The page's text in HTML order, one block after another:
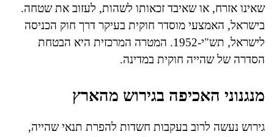
שאינו אזרח, או שאיבד זכאותו לשהות, לעזוב את שטחה.
בישראל, האמצעי מוסדר חוקית בעיקר דרך חוק הכניסה
לישראל, תש"י-1952. המטרה המרכזית היא הבטחת
הסדרה של שהייה חוקית במדינה.
מנגנוני האכיפה בגירוש מהארץ
גירוש נעשה לרוב בעקבות חשדות להפרת תנאי שהייה,